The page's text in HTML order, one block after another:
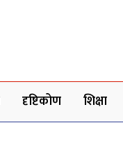
दृष्टिकोण शिक्षा